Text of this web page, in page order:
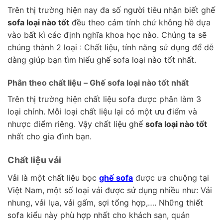
Trên thị trường hiện nay đa số người tiêu nhận biết ghế
sofa loại nào tốt đều theo cảm tính chứ không hề dựa
vào bất kì các định nghĩa khoa học nào. Chúng ta sẽ
chúng thành 2 loại : Chất liệu, tính năng sử dụng để dễ
dàng giúp bạn tìm hiểu ghế sofa loại nào tốt nhất.
Phân theo chất liệu – Ghế sofa loại nào tốt nhất
Trên thị trường hiện chất liệu sofa được phân làm 3
loại chính. Mỗi loại chất liệu lại có một ưu điểm và
nhược điểm riêng. Vậy chất liệu ghế sofa loại nào tốt
nhất cho gia đình bạn.
Chất liệu vải
Vải là một chất liệu bọc ghế sofa được ưa chuộng tại
Việt Nam, một số loại vải được sử dụng nhiều như: Vải
nhung, vải lụa, vải gấm, sợi tổng hợp,…. Những thiết
sofa kiểu này phù hợp nhất cho khách sạn, quán